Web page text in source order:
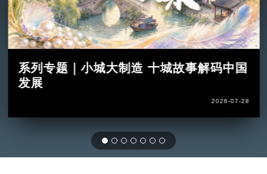
系列专题｜小城大制造 十城故事解码中国
发展
2026-07-28